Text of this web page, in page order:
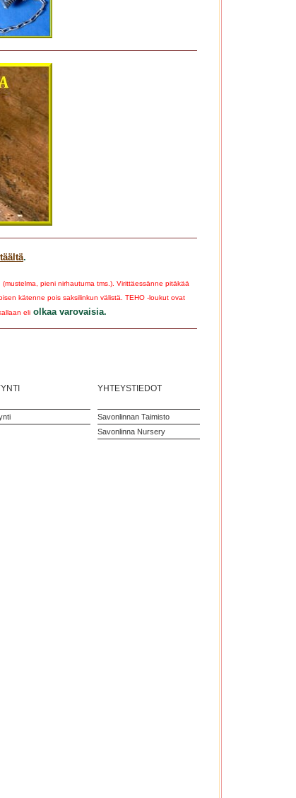
täältä.
pieni nirhautuma tms.). Virittäessänne pitäkää
kätenne pois saksilinkun välistä. TEHO -loukut ovat
eli olkaa varovaisia.
YHTEYSTIEDOT
Savonlinnan Taimisto
Savonlinna Nursery